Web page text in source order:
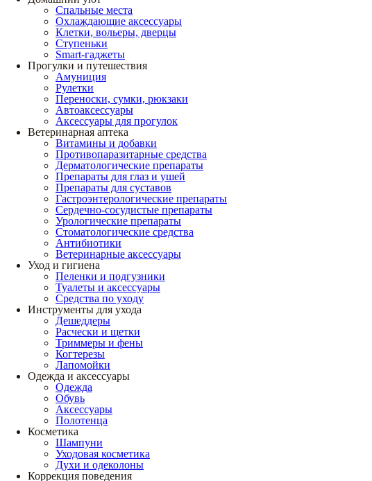
Спальные места
Охлаждающие аксессуары
Клетки, вольеры, дверцы
Ступеньки
Smart-гаджеты
Прогулки и путешествия
Амуниция
Рулетки
Переноски, сумки, рюкзаки
Автоаксессуары
Аксессуары для прогулок
Ветеринарная аптека
Витамины и добавки
Противопаразитарные средства
Дерматологические препараты
Препараты для глаз и ушей
Препараты для суставов
Гастроэнтерологические препараты
Сердечно-сосудистые препараты
Урологические препараты
Стоматологические средства
Антибиотики
Ветеринарные аксессуары
Уход и гигиена
Пеленки и подгузники
Туалеты и аксессуары
Средства по уходу
Инструменты для ухода
Дешеддеры
Расчески и щетки
Триммеры и фены
Когтерезы
Лапомойки
Одежда и аксессуары
Одежда
Обувь
Аксессуары
Полотенца
Косметика
Шампуни
Уходовая косметика
Духи и одеколоны
Коррекция поведения